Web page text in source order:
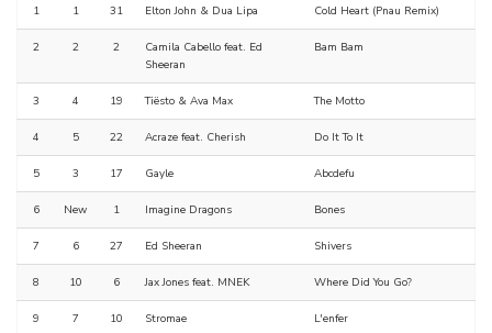
1 1 31 Elton John & Dua Lipa Cold Heart (Pnau Remix)
2 2 2
Camila Cabello feat. Ed
Sheeran
Bam Bam
3 4 19 Tiësto & Ava Max The Motto
4 5 22 Acraze feat. Cherish Do It To It
5 3 17 Gayle Abcdefu
6 New 1 Imagine Dragons Bones
7 6 27 Ed Sheeran Shivers
8 10 6 Jax Jones feat. MNEK Where Did You Go?
9 7 10 Stromae L'enfer